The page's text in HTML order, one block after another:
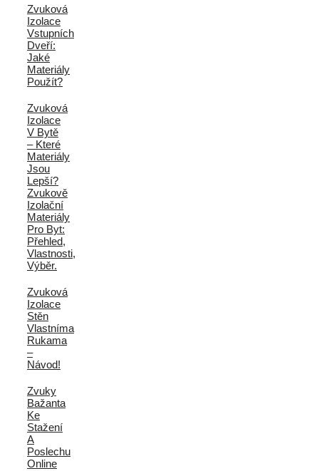
Zvuková
Izolace
Vstupních
Dveří:
Jaké
Materiály
Použít?
Zvuková
Izolace
V Bytě
– Které
Materiály
Jsou
Lepší?
Zvukově
Izolační
Materiály
Pro Byt:
Přehled,
Vlastnosti,
Výběr.
Zvuková
Izolace
Stěn
Vlastníma
Rukama
–
Návod!
Zvuky
Bažanta
Ke
Stažení
A
Poslechu
Online